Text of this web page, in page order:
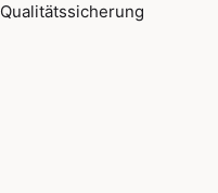
Qualitätssicherung